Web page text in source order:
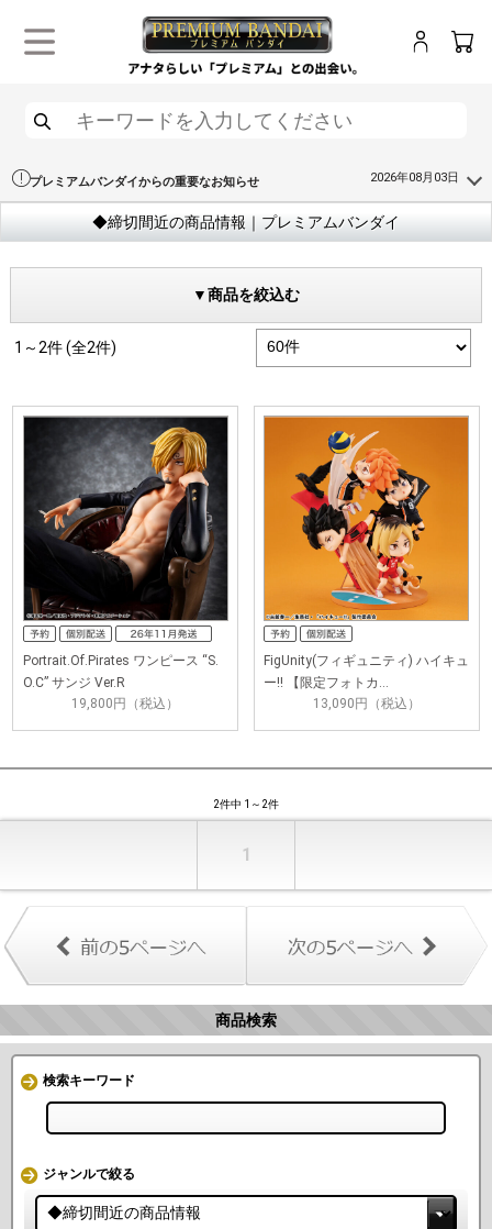
プレミアムバンダイからの重要なお知らせ 2026年08月03日
◆締切間近の商品情報｜プレミアムバンダイ
▼商品を絞込む
1～2件 (全2件)
Portrait.Of.Pirates ワンピース “S.
O.C” サンジ Ver.R
19,800円（税込）
FigUnity(フィギュニティ) ハイキュ
ー!! 【限定フォトカ…
13,090円（税込）
2件中 1～2件
1
商品検索
検索キーワード
ジャンルで絞る